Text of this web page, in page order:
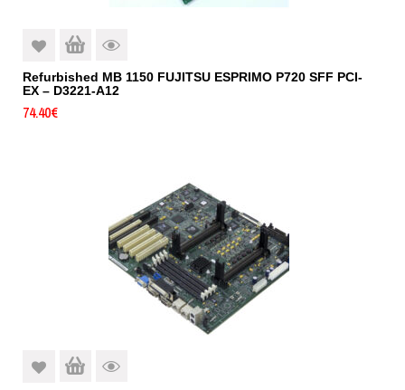
Refurbished MB 1150 FUJITSU ESPRIMO P720 SFF PCI-
EX – D3221-A12
74.40€